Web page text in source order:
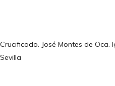
Crucificado. José Montes de Oca.
Sevilla